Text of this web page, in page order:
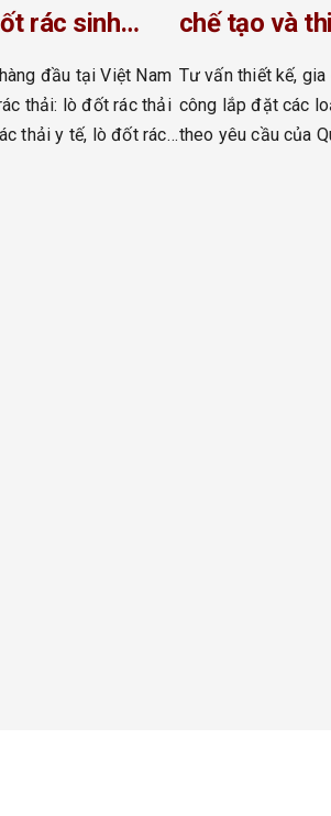
rác sinh
công
rác y tế
đầu tại Việt Nam
thải: lò đốt rác thải
thải y tế, lò đốt rác
chế tạo và
các loại lò
theo yêu cầu
hàng: lò đốt
Tư vấn thiết kế,
công lắp đặt các
theo yêu cầu của